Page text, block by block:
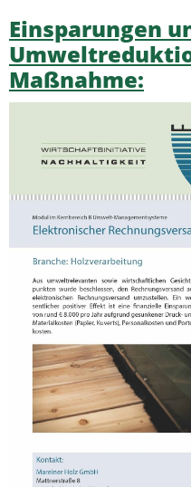
Einsparungen
Maßnahme: